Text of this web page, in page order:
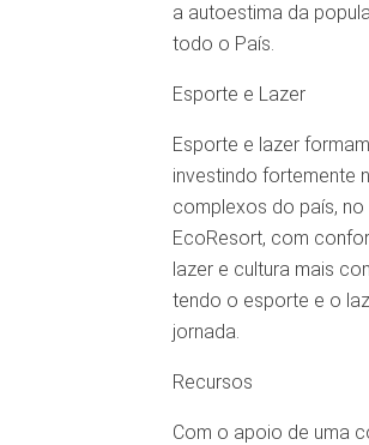
a autoestima da
todo o País.
Esporte e Lazer
Esporte e lazer
investindo fortemente
complexos do país,
EcoResort, com
lazer e cultura mais
tendo o esporte e o
jornada.
Recursos
Com o apoio de uma